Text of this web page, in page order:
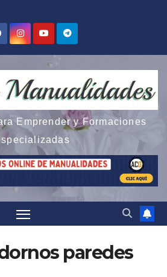
Emprender y Formaciones
paredes